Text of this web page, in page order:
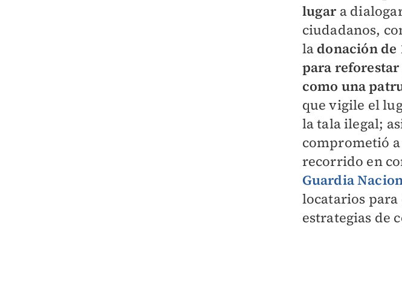
lugara
ciudadanos,
ladonación de
para reforestar
como una
que vigile el
la tala ilegal;
comprometió
recorrido en
Guardia
locatarios
estrategias de